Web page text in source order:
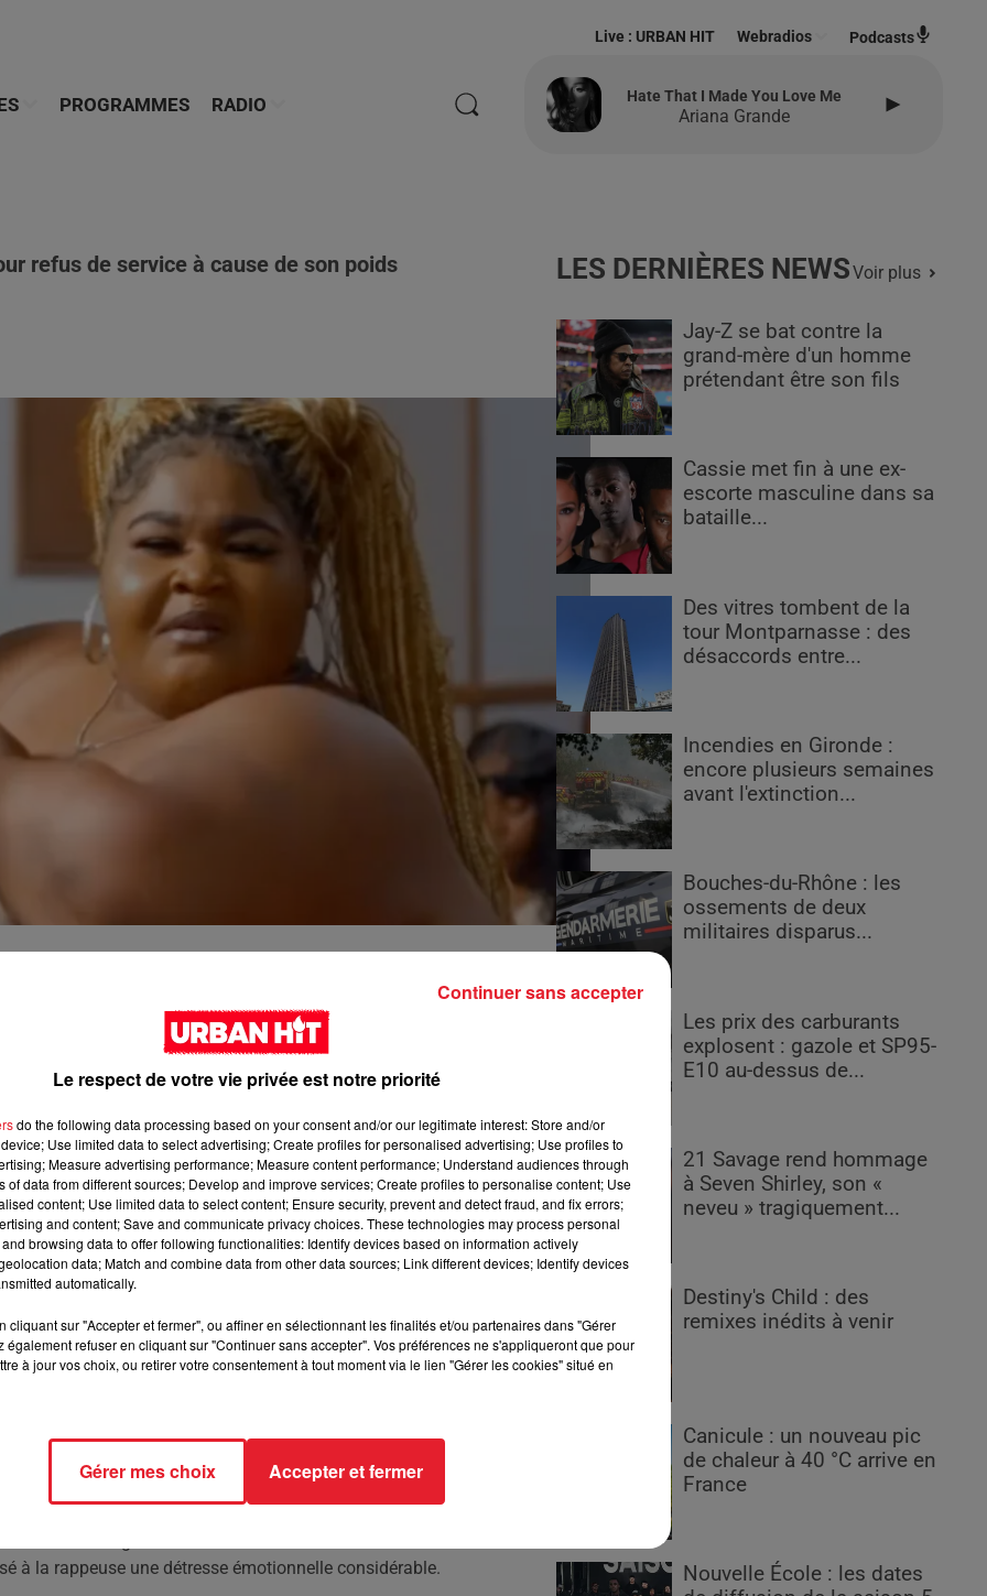
PROGRAMMES RADIO
Live : URBAN HIT Webradios Podcasts
Hate That I Made You Love Me
Ariana Grande
refus de service à cause de son poids
après avoir été refusée par un chauffeur de VTC en
Demoss, à porter plainte contre la compagnie de VTC Lyft.
poids n'endommage son véhicule, la rappeuse réclame
capturé en vidéo par l'artiste elle-même. Elle y dénonce le
prétexte que son poids de plus de 200 kg pourrait causer des
la course et de conseiller un véhicule plus grand, la situation
prenant la défense du chauffeur, arguant qu'il avait agi
soutenue par ses avocats, insiste sur le fait que le poids
illégal dans l'État du Michigan.
se bat pour sa communauté et pour un changement sociétal.
une prise de conscience plus large sur la discrimination basée
et l'action de Dank Demoss pourrait avoir des répercussions
clients de grande taille. Ses avocats demandent des millions
à la rappeuse une détresse émotionnelle considérable.
LES DERNIÈRES NEWSVoir plus
Jay-Z se bat contre la
grand-mère d'un homme
prétendant être son fils
Cassie met fin à une ex-
escorte masculine dans sa
bataille...
Des vitres tombent de la
tour Montparnasse : des
désaccords entre...
Incendies en Gironde :
encore plusieurs semaines
avant l'extinction...
Bouches-du-Rhône : les
ossements de deux
militaires disparus...
Les prix des carburants
explosent : gazole et SP95-
E10 au-dessus de...
21 Savage rend hommage
à Seven Shirley, son «
neveu » tragiquement...
Destiny's Child : des
remixes inédits à venir
Canicule : un nouveau pic
de chaleur à 40 °C arrive en
France
Nouvelle École : les dates
Le respect de votre vie privée est notre priorité
do the following data processing based on your consent and/or our legitimate interest: Store and/or
Use limited data to select advertising; Create profiles for personalised advertising; Use profiles to
Measure advertising performance; Measure content performance; Understand audiences through
of data from different sources; Develop and improve services; Create profiles to personalise content; Use
content; Use limited data to select content; Ensure security, prevent and detect fraud, and fix errors;
and content; Save and communicate privacy choices. These technologies may process personal
browsing data to offer following functionalities: Identify devices based on information actively
data; Match and combine data from other data sources; Link different devices; Identify devices
automatically.
cliquant sur "Accepter et fermer", ou affiner en sélectionnant les finalités et/ou partenaires dans "Gérer
également refuser en cliquant sur "Continuer sans accepter". Vos préférences ne s'appliqueront que pour
à jour vos choix, ou retirer votre consentement à tout moment via le lien "Gérer les cookies" situé en
Gérer mes choix Accepter et fermer
Continuer sans accepter